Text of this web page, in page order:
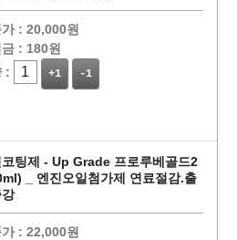
: 20,000원
: 180원
:
+1 -1
코팅제 - Up Grade 프로루베골드2
_ 엔진오일첨가제 연료절감.출
: 22,000원